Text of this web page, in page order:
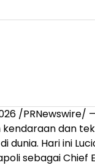
/PRNewswire/
kendaraan dan
dunia. Hari ini
sebagai Chief